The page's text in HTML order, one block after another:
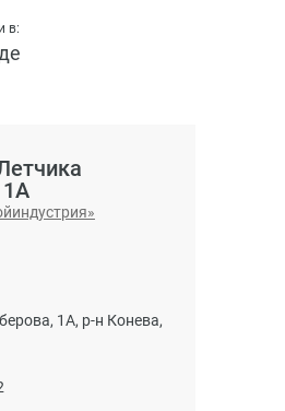
в:
1А
1А, р-н Конева,